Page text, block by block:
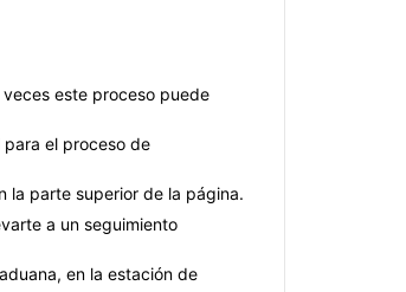
este proceso puede
el proceso de
la parte superior de la página.
a un seguimiento
en la estación de